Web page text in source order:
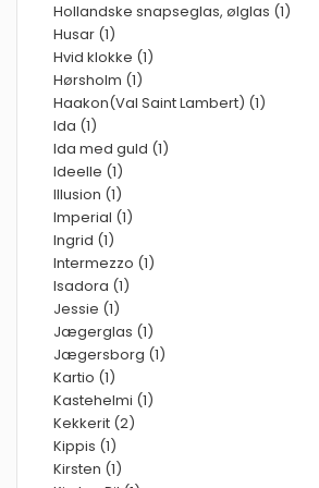
Hollandske snapseglas, ølglas (1)
Husar (1)
Hvid klokke (1)
Hørsholm (1)
Haakon(Val Saint Lambert) (1)
Ida (1)
Ida med guld (1)
Ideelle (1)
Illusion (1)
Imperial (1)
Ingrid (1)
Intermezzo (1)
Isadora (1)
Jessie (1)
Jægerglas (1)
Jægersborg (1)
Kartio (1)
Kastehelmi (1)
Kekkerit (2)
Kippis (1)
Kirsten (1)